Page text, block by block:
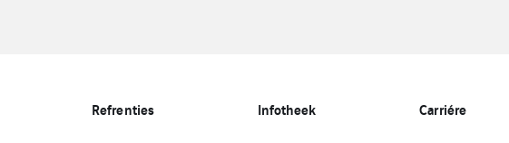
Refrenties Infotheek Carriére